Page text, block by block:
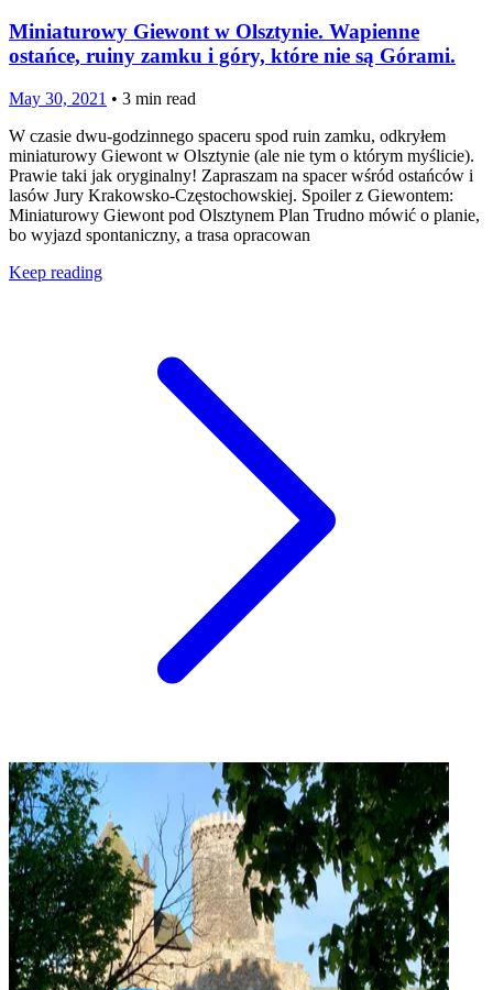
Miniaturowy Giewont w Olsztynie. Wapienne
ostańce, ruiny zamku i góry, które nie są Górami.
May 30, 2021 • 3 min read
W czasie dwu-godzinnego spaceru spod ruin zamku, odkryłem
miniaturowy Giewont w Olsztynie (ale nie tym o którym myślicie).
Prawie taki jak oryginalny! Zapraszam na spacer wśród ostańców i
lasów Jury Krakowsko-Częstochowskiej. Spoiler z Giewontem:
Miniaturowy Giewont pod Olsztynem Plan Trudno mówić o planie,
bo wyjazd spontaniczny, a trasa opracowan
Keep reading